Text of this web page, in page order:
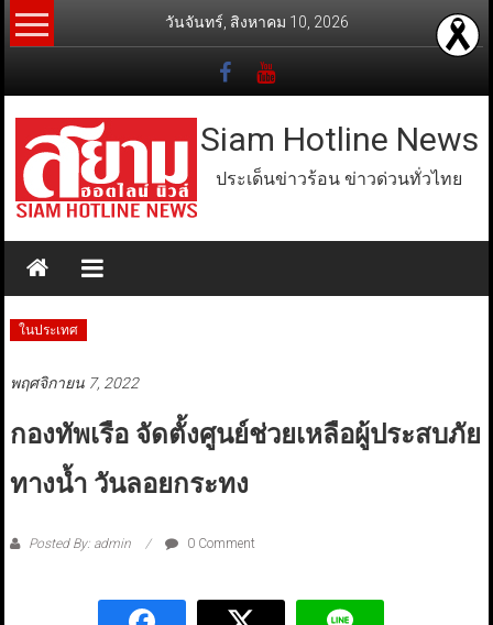
Skip
to
วันจันทร์, สิงหาคม 10, 2026
Siam Hotline News
ประเด็นข่าวร้อน ข่าวด่วนทั่วไทย
ในประเทศ
พฤศจิกายน 7, 2022
กองทัพเรือ จัดตั้งศูนย์ช่วยเหลือผู้ประสบภัย
ทางน้ำ วันลอยกระทง
Posted By: admin 0 Comment